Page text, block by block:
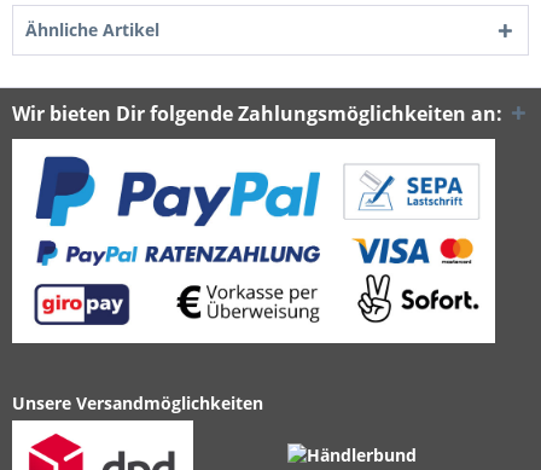
Ähnliche Artikel
Wir bieten Dir folgende Zahlungsmöglichkeiten an:
Unsere Versandmöglichkeiten